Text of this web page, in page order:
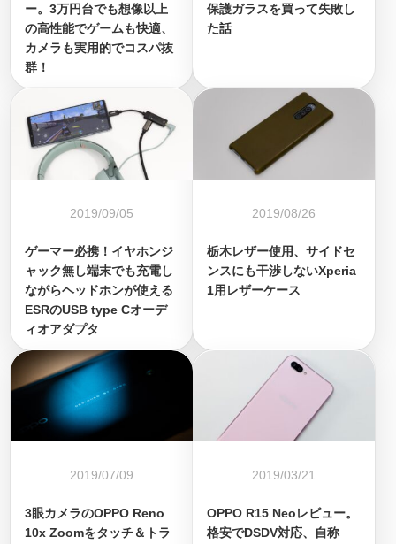
ー。3万円台でも想像以上
の高性能でゲームも快適、
カメラも実用的でコスパ抜
群！
保護ガラスを買って失敗し
た話
2019/09/05
ゲーマー必携！イヤホンジ
ャック無し端末でも充電し
ながらヘッドホンが使える
ESRのUSB type Cオーデ
ィオアダプタ
2019/08/26
栃木レザー使用、サイドセ
ンスにも干渉しないXperia
1用レザーケース
2019/07/09
3眼カメラのOPPO Reno
10x Zoomをタッチ＆トラ
2019/03/21
OPPO R15 Neoレビュー。
格安でDSDV対応、自称